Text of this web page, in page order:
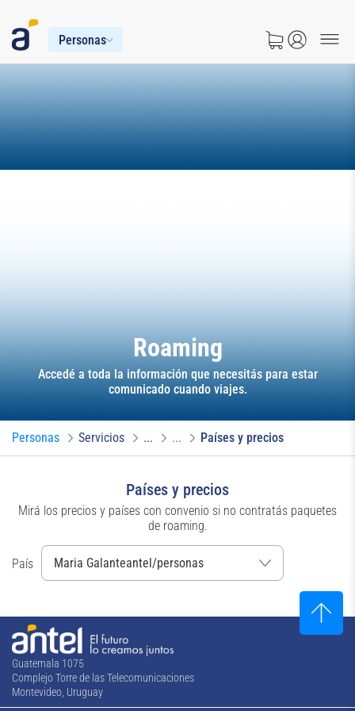
Personas
Roaming
Accedé a toda la información que necesitás para estar
comunicado cuando viajes.
Personas Servicios ... ... Países y precios
Países y precios
Mirá los precios y países con convenio si no contratás paquetes
de roaming.
País
Guatemala 1075
Complejo Torre de las Telecomunicaciones
Montevideo, Uruguay